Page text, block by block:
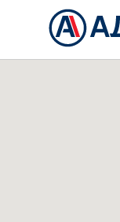
Начало